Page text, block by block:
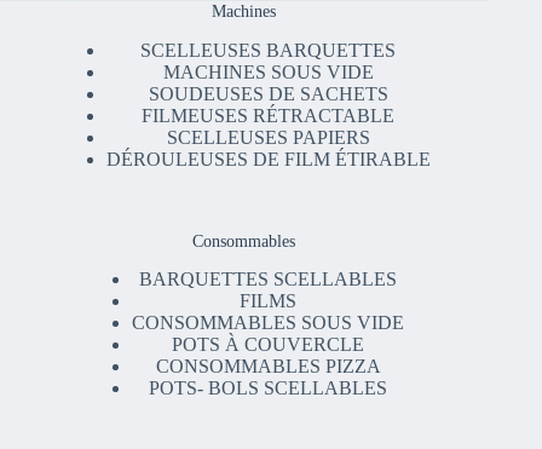
Machines
SCELLEUSES BARQUETTES
MACHINES SOUS VIDE
SOUDEUSES DE SACHETS
FILMEUSES RÉTRACTABLE
SCELLEUSES PAPIERS
DÉROULEUSES DE FILM ÉTIRABLE
Consommables
BARQUETTES SCELLABLES
FILMS
CONSOMMABLES SOUS VIDE
POTS À COUVERCLE
CONSOMMABLES PIZZA
POTS- BOLS SCELLABLES